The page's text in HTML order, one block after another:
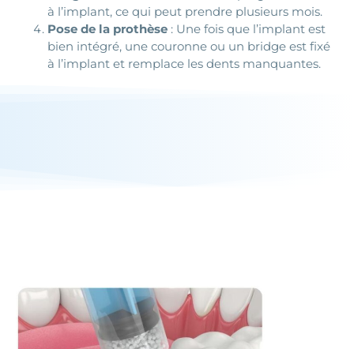
à l’implant, ce qui peut prendre plusieurs mois.
Pose de la prothèse : Une fois que l’implant est
bien intégré, une couronne ou un bridge est fixé
à l’implant et remplace les dents manquantes.